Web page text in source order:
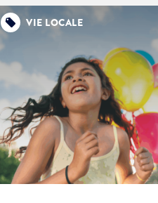
VIE LOCALE